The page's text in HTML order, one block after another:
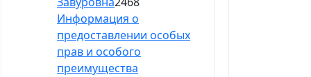
Информация о
предоставлении особых
прав и особого
преимущества